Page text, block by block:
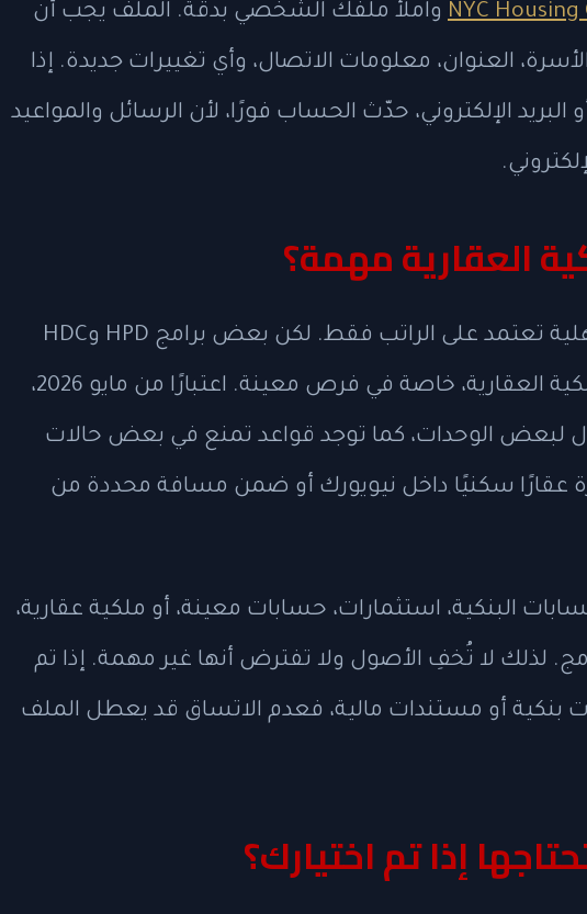
NYC Housing واملأ ملفك الشخصي بدقة. الملف يجب أن
العنوان، معلومات الاتصال، وأي تغييرات جديدة. إذا
البريد الإلكتروني، حدّث الحساب فورًا، لأن الرسائل والمواعيد
العقارية مهمة؟
بعض المتقدمين يظنون أن الأهلية تعتمد على الراتب فقط. لكن بعض برامج HPD وHDC
تراجع أيضًا الأصول المالية والملكية العقارية، خاصة في فرص معينة. اعتبارًا من مايو 2026،
لبعض الوحدات، كما توجد قواعد تمنع في بعض حالات
عقارًا سكنيًا داخل نيويورك أو ضمن مسافة محددة من
البنكية، استثمارات، حسابات معينة، أو ملكية عقارية،
لذلك لا تُخفِ الأصول ولا تفترض أنها غير مهمة. إذا تم
بنكية أو مستندات مالية، فعدم الاتساق قد يعطل الملف
إذا تم اختيارك؟